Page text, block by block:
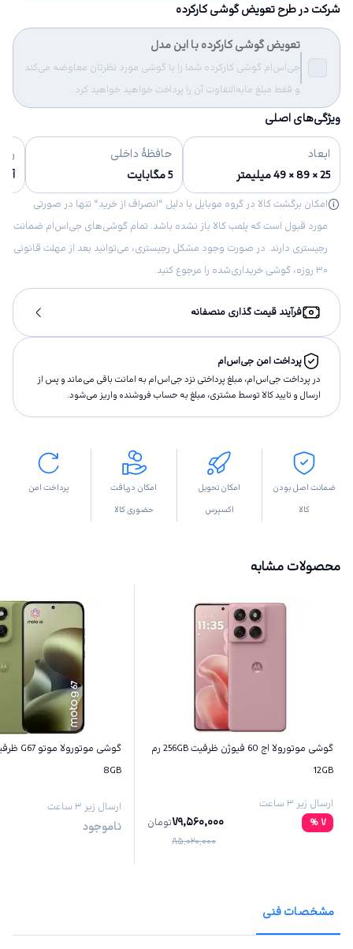
شرکت در طرح تعویض گوشی کارکرده
تعویض گوشی کارکرده با این مدل
جی‌اس‌ام گوشی کارکرده شما را با گوشی مورد نظرتان معاوضه می‌کند
و فقط مبلغ مابه‌التفاوت آن را پرداخت خواهید خواهید کرد.
ویژگی‌های اصلی
ابعاد
25 × 89 × 49 میلیمتر
حافظهٔ داخلی
5 مگابایت
آبی
امکان برگشت کالا در گروه موبایل با دلیل “انصراف از خرید“ تنها در صورتی
مورد قبول است که پلمب کالا باز نشده باشد. تمام گوشی‌های جی‌اس‌ام ضمانت
رجیستری دارند. در صورت وجود مشکل رجیستری، می‌توانید بعد از مهلت قانونی
۳۰ روزه، گوشی خریداری‌شده را مرجوع کنید.
فرآیند قیمت گذاری منصفانه
پرداخت امن جی‌اس‌ام
در پرداخت جی‌اس‌ام، مبلغ پرداختى نزد جی‌اس‌ام به امانت باقى مى‌ماند و پس از
ارسال و تاييد كالا توسط مشتری، مبلغ به حساب فروشنده واريز مى‌شود.
ضمانت اصل بودن
کالا
امکان تحویل
اکسپرس
امکان دریافت
حضوری کالا
پرداخت امن
محصولات مشابه
گوشی موتورولا اج 60 فیوژن ظرفیت 256GB رم
12GB
ارسال زیر ۳ ساعت
7
%
79,560,000
85,020,000
تومان
8GB
ارسال زیر ۳ ساعت
ناموجود
مشخصات فنی